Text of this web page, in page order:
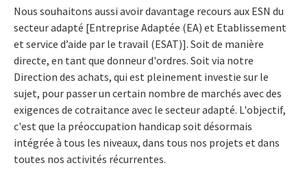
Nous souhaitons aussi avoir davantage recours aux ESN du
secteur adapté [Entreprise Adaptée (EA) et Etablissement
et service d’aide par le travail (ESAT)]. Soit de manière
directe, en tant que donneur d'ordres. Soit via notre
Direction des achats, qui est pleinement investie sur le
sujet, pour passer un certain nombre de marchés avec des
exigences de cotraitance avec le secteur adapté. L'objectif,
c'est que la préoccupation handicap soit désormais
intégrée à tous les niveaux, dans tous nos projets et dans
toutes nos activités récurrentes.